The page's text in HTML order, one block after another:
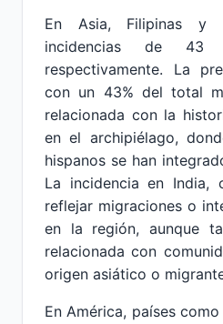
En Asia, Filipinas y
incidencias de
respectivamente. La
con un 43% del total
relacionada con la
en el archipiélago,
hispanos se han
La incidencia en India,
reflejar migraciones o
en la región, aunque
relacionada con
origen asiático o
En América, países